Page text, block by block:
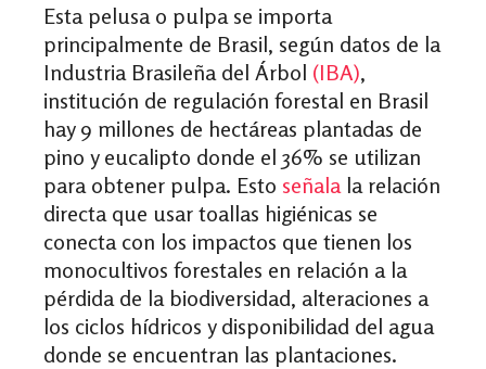
Esta pelusa o pulpa se importa
principalmente de Brasil, según datos de la
Industria Brasileña del Árbol (IBA),
institución de regulación forestal en Brasil
hay 9 millones de hectáreas plantadas de
pino y eucalipto donde el 36% se utilizan
para obtener pulpa. Esto señala la relación
directa que usar toallas higiénicas se
conecta con los impactos que tienen los
monocultivos forestales en relación a la
pérdida de la biodiversidad, alteraciones a
los ciclos hídricos y disponibilidad del agua
donde se encuentran las plantaciones.